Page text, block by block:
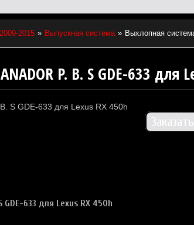
2015 Выпускная система Выхлопная
P. B. S GDE-633 для
GDE-633 для Lexus RX 450h